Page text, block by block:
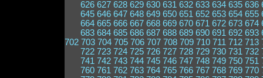
626 627 628 629 630 631 632 633 634 635 636
645 646 647 648 649 650 651 652 653 654 655
664 665 666 667 668 669 670 671 672 673 674
683 684 685 686 687 688 689 690 691 692 693
702 703 704 705 706 707 708 709 710 711 712 713
722 723 724 725 726 727 728 729 730 731 732
741 742 743 744 745 746 747 748 749 750 751
760 761 762 763 764 765 766 767 768 769 770